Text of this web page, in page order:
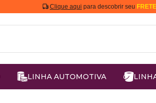
Clique aqui para descobrir seu
LINHA AUTOMOTIVA